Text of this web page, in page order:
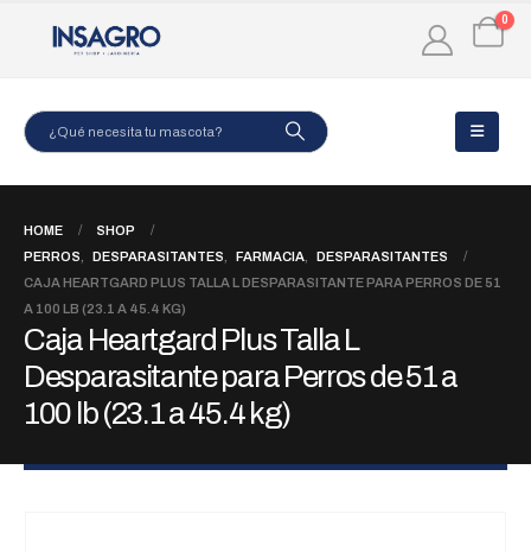
0
HOME
SHOP
PERROS
DESPARASITANTES FARMACIA
DESPARASITANTES
CAJA HEARTGARD PLUS TALLA L DESPARASITANTE PARA PERROS DE 51
A 100 LB (23.1 A 45.4 KG)
Caja Heartgard Plus Talla L
Desparasitante para Perros de 51 a
100 lb (23.1 a 45.4 kg)